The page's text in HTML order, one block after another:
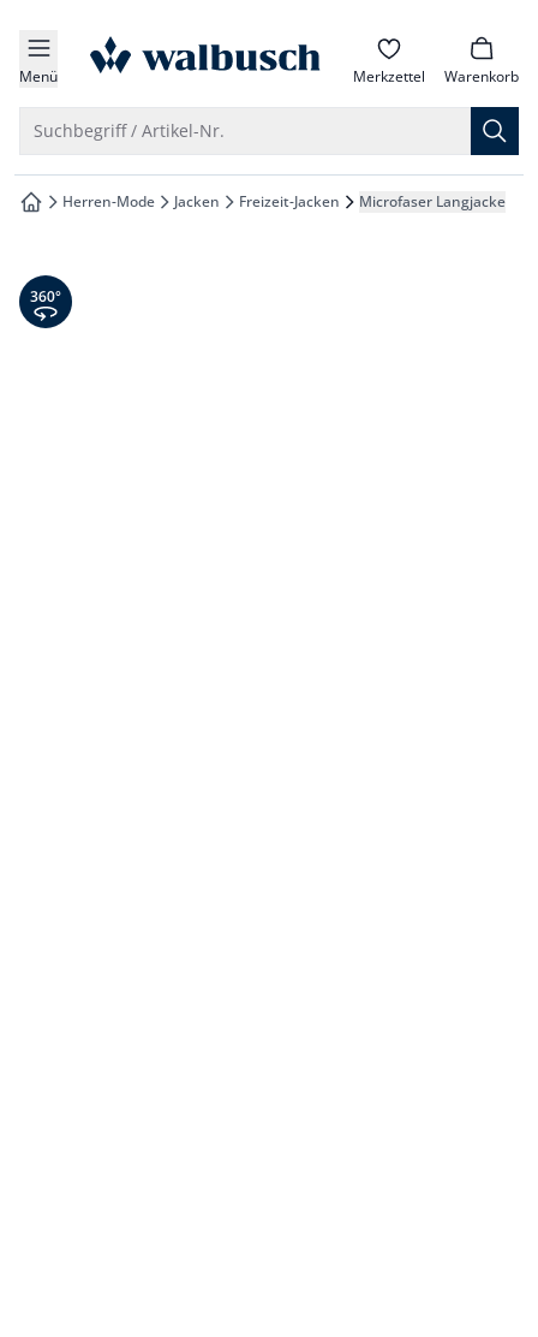
springen
springen
springen
springen
Menü zur Startseite Merkzettel Warenkorb
Suchbegriff / Artikel-Nr.
zur Startseite
Herren-Mode Jacken Freizeit-Jacken Microfaser Langjacke
360° Ansicht